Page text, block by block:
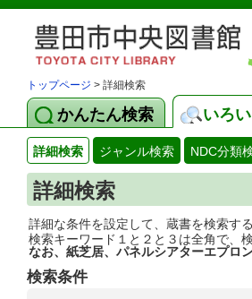
トップページ > 詳細検索
かんたん検索 いろ
詳細検索 ジャンル検索 NDC分類
詳細検索
詳細な条件を設定して、蔵書を検索す
検索キーワード１と２と３は全角で、
なお、紙芝居、パネルシアターエプロ
検索条件